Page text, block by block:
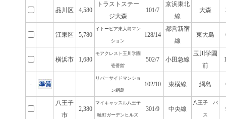
品川区 4,580
トラストステー
ジ大森
101/7
京浜東北
線
大森
江東区 5,780
イトーピア東大島マン
ション
128/14
都営新宿
線
東大島
横浜市 1,680
モアクレスト玉川学園
壱番館
502/7 小田急線
玉川学園
前
-
リバーサイドマンショ
ン綱島
102/10 東横線 綱島
八王子
市
2,380
マイキャッスル八王子
暁町ガーデンヒルズ
301/9 中央線
八王子 バ
ス